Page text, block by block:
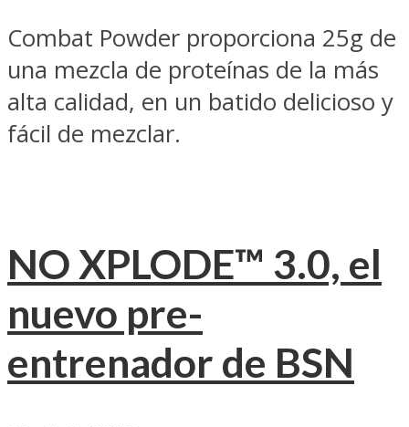
Combat Powder proporciona 25g de
una mezcla de proteínas de la más
alta calidad, en un batido delicioso y
fácil de mezclar.
NO XPLODE™ 3.0, el
nuevo pre-
entrenador de BSN